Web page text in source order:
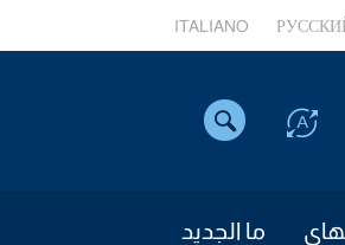
ITALIANO
ما الجديد